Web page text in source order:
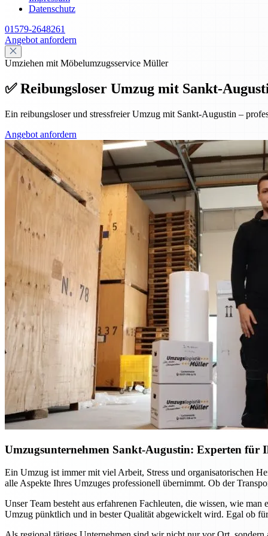
Datenschutz
01579-2648261
Angebot anfordern
Umziehen mit Möbelumzugsservice Müller
✅ Reibungsloser Umzug mit Sankt-
Ein reibungsloser und stressfreier Umzug mit Sankt-Augustin –
Angebot anfordern
Umzugsunternehmen Sankt-Augustin: Experten für
Ein Umzug ist immer mit viel Arbeit, Stress und organisatorischen
alle Aspekte Ihres Umzuges professionell übernimmt. Ob der
Unser Team besteht aus erfahrenen Fachleuten, die wissen, wie
Umzug pünktlich und in bester Qualität abgewickelt wird. Egal ob